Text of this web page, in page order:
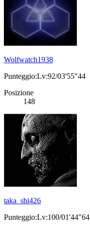
Wolfwatch1938
Punteggio:Lv:92/03'55"44
Posizione
148
taka_shi426
Punteggio:Lv:100/01'44"64